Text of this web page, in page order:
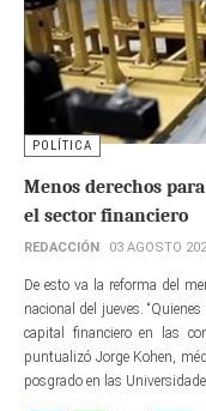
POLÍTICA
Menos derechos
el sector financiero
REDACCIÓN 03 AGOSTO
De esto va la reforma del
nacional del jueves.
capital financiero en las
puntualizó Jorge Kohen,
posgrado en las